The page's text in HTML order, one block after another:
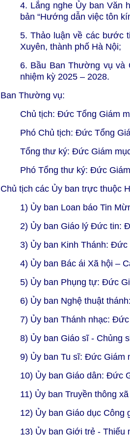
4. Lắng nghe Ủy ban Văn
bản “Hướng dẫn việc tôn
5. Thảo luận về các bước
Xuyên, thành phố Hà Nội;
6. Bầu Ban Thường vụ và
nhiệm kỳ 2025 – 2028.
Ban Thường vụ:
Chủ tịch: Đức Tổng Giám
Phó Chủ tịch: Đức Tổng
Tổng thư ký: Đức Giám
Phó Tổng thư ký: Đức
Chủ tịch các Ủy ban trực thuộc
1) Ủy ban Loan báo Tin
2) Ủy ban Giáo lý Đức tin:
3) Ủy ban Kinh Thánh:
4) Ủy ban Bác ái Xã hội –
5) Ủy ban Phụng tự: Đức
6) Ủy ban Nghệ thuật
7) Ủy ban Thánh nhạc:
8) Ủy ban Giáo sĩ - Chủng
9) Ủy ban Tu sĩ: Đức Giám
10) Ủy ban Giáo dân: Đức
11) Ủy ban Truyền thông
12) Ủy ban Giáo dục Công
13) Ủy ban Giới trẻ - Thiếu